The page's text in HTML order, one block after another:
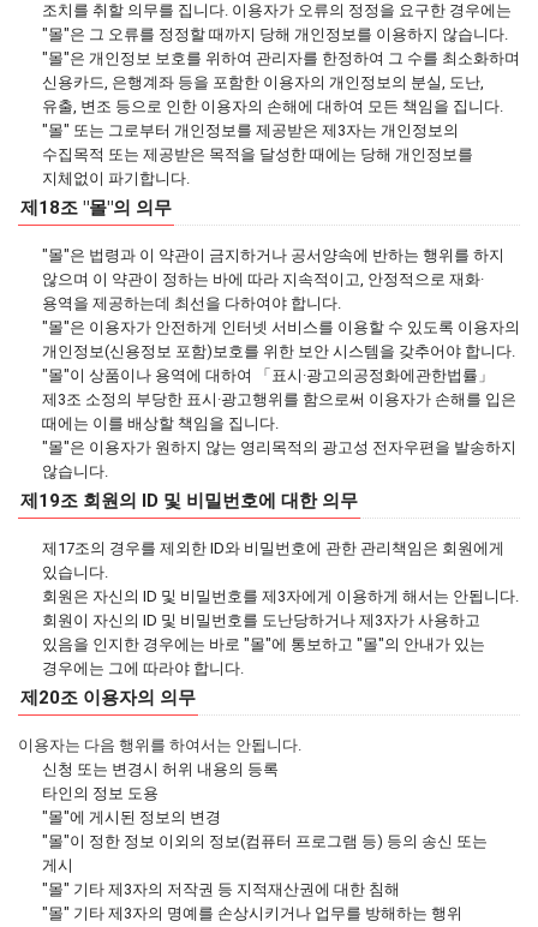
조치를 취할 의무를 집니다. 이용자가 오류의 정정을 요구한 경우에는
"몰"은 그 오류를 정정할 때까지 당해 개인정보를 이용하지 않습니다.
"몰"은 개인정보 보호를 위하여 관리자를 한정하여 그 수를 최소화하며
신용카드, 은행계좌 등을 포함한 이용자의 개인정보의 분실, 도난,
유출, 변조 등으로 인한 이용자의 손해에 대하여 모든 책임을 집니다.
"몰" 또는 그로부터 개인정보를 제공받은 제3자는 개인정보의
수집목적 또는 제공받은 목적을 달성한 때에는 당해 개인정보를
지체없이 파기합니다.
제18조 "몰"의 의무
"몰"은 법령과 이 약관이 금지하거나 공서양속에 반하는 행위를 하지
않으며 이 약관이 정하는 바에 따라 지속적이고, 안정적으로 재화·
용역을 제공하는데 최선을 다하여야 합니다.
"몰"은 이용자가 안전하게 인터넷 서비스를 이용할 수 있도록 이용자의
개인정보(신용정보 포함)보호를 위한 보안 시스템을 갖추어야 합니다.
"몰"이 상품이나 용역에 대하여 「표시·광고의공정화에관한법률」
제3조 소정의 부당한 표시·광고행위를 함으로써 이용자가 손해를 입은
때에는 이를 배상할 책임을 집니다.
"몰"은 이용자가 원하지 않는 영리목적의 광고성 전자우편을 발송하지
않습니다.
제19조 회원의 ID 및 비밀번호에 대한 의무
제17조의 경우를 제외한 ID와 비밀번호에 관한 관리책임은 회원에게
있습니다.
회원은 자신의 ID 및 비밀번호를 제3자에게 이용하게 해서는 안됩니다.
회원이 자신의 ID 및 비밀번호를 도난당하거나 제3자가 사용하고
있음을 인지한 경우에는 바로 "몰"에 통보하고 "몰"의 안내가 있는
경우에는 그에 따라야 합니다.
제20조 이용자의 의무
이용자는 다음 행위를 하여서는 안됩니다.
신청 또는 변경시 허위 내용의 등록
타인의 정보 도용
"몰"에 게시된 정보의 변경
"몰"이 정한 정보 이외의 정보(컴퓨터 프로그램 등) 등의 송신 또는
게시
"몰" 기타 제3자의 저작권 등 지적재산권에 대한 침해
"몰" 기타 제3자의 명예를 손상시키거나 업무를 방해하는 행위